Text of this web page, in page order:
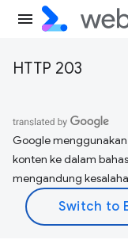
HTTP 203
Google
konten ke dalam
mengandung